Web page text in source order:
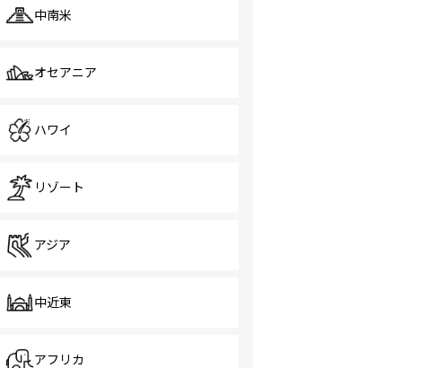
中南米
オセアニア
ハワイ
リゾート
アジア
中近東
アフリカ